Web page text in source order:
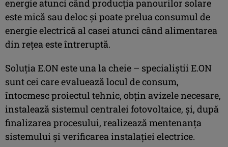
energie atunci când producția panourilor solare
este mică sau deloc și poate prelua consumul de
energie electrică al casei atunci când alimentarea
din rețea este întreruptă.
Soluția E.ON este una la cheie – specialiștii E.ON
sunt cei care evaluează locul de consum,
întocmesc proiectul tehnic, obțin avizele necesare,
instalează sistemul centralei fotovoltaice, și, după
finalizarea procesului, realizează mentenanța
sistemului și verificarea instalației electrice.